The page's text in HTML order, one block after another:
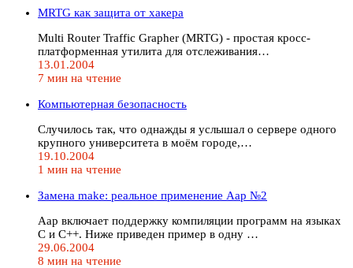
MRTG как защита от хакера
Multi Router Traffic Grapher (MRTG) - простая кросс-
платформенная утилита для отслеживания…
13.01.2004
7 мин на чтение
Компьютерная безопасность
Случилось так, что однажды я услышал о сервере одного
крупного университета в моём городе,…
19.10.2004
1 мин на чтение
Замена make: реальное применение Aap №2
Aap включает поддержку компиляции программ на языках
C и C++. Ниже приведен пример в одну …
29.06.2004
8 мин на чтение